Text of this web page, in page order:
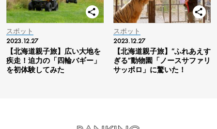
スポット
2023.12.27
【北海道親子旅】広い大地を
疾走！迫力の「四輪バギー」
を初体験してみた
スポット
2023.12.27
【北海道親子旅】“ふれあえす
ぎる”動物園「ノースサファリ
サッポロ」に驚いた！